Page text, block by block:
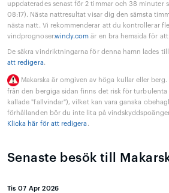
uppdaterades senast för 2 timmar och 38 minuter
08:17). Nästa nattresultat visar dig den sämsta
nästa natt. Vi rekommenderar att du kontrollerar
vindprognoser.windy.com är en bra hemsida för
De säkra vindriktningarna för denna hamn lades
att redigera.
Makarska är omgiven av höga kullar eller
från den bergiga sidan finns det risk för turbulenta
kallade "fallvindar"), vilket kan vara ganska
förhållanden bör du inte lita på
Klicka här för att redigera .
Senaste besök till
Tis 07 Apr 2026